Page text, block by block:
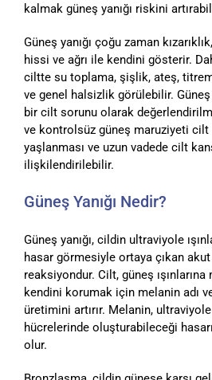
kalmak güneş yanığı riskini
Güneş yanığı çoğu zaman
hissi ve ağrı ile kendini gösterir.
ciltte su toplama, şişlik, ateş,
ve genel halsizlik görülebilir. Güneş
bir cilt sorunu olarak
ve kontrolsüz güneş maruziyeti
yaşlanması ve uzun vadede cilt
ilişkilendirilebilir.
Güneş Yanığı Nedir?
Güneş yanığı, cildin ultraviyole
hasar görmesiyle ortaya çıkan
reaksiyondur. Cilt, güneş ışınlarına
kendini korumak için melanin adı
üretimini artırır. Melanin, ultraviyole
hücrelerinde oluşturabileceği
olur.